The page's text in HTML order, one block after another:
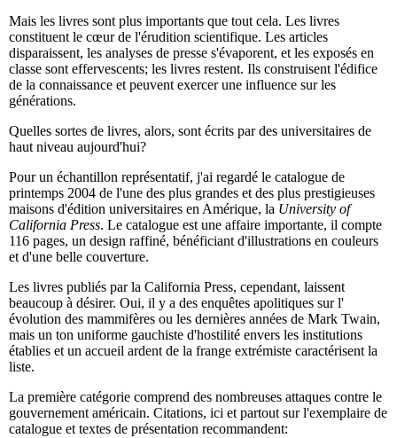
Mais les livres sont plus importants que tout cela. Les livres
constituent le cœur de l'érudition scientifique. Les articles
disparaissent, les analyses de presse s'évaporent, et les exposés en
classe sont effervescents; les livres restent. Ils construisent l'édifice
de la connaissance et peuvent exercer une influence sur les
générations.
Quelles sortes de livres, alors, sont écrits par des universitaires de
haut niveau aujourd'hui?
Pour un échantillon représentatif, j'ai regardé le catalogue de
printemps 2004 de l'une des plus grandes et des plus prestigieuses
maisons d'édition universitaires en Amérique, la University of
California Press. Le catalogue est une affaire importante, il compte
116 pages, un design raffiné, bénéficiant d'illustrations en couleurs
et d'une belle couverture.
Les livres publiés par la California Press, cependant, laissent
beaucoup à désirer. Oui, il y a des enquêtes apolitiques sur l'
évolution des mammifères ou les dernières années de Mark Twain,
mais un ton uniforme gauchiste d'hostilité envers les institutions
établies et un accueil ardent de la frange extrémiste caractérisent la
liste.
La première catégorie comprend des nombreuses attaques contre le
gouvernement américain. Citations, ici et partout sur l'exemplaire de
catalogue et textes de présentation recommandent: